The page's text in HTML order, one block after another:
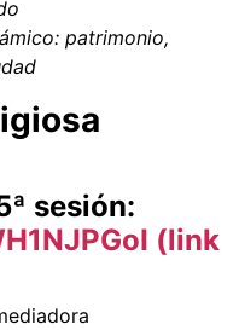
patrimonio,
sesión:
(link